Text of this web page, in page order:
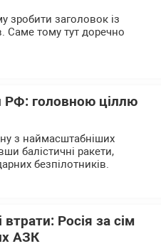
зробити заголовок із
Саме тому тут доречно
РФ: головною ціллю
з наймасштабніших
балістичні ракети,
безпілотників.
Росія за сім
АЗК